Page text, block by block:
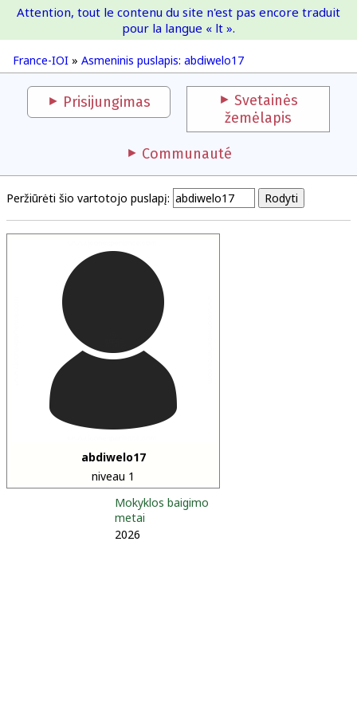
France-IOI
France-IOI » Asmeninis puslapis: abdiwelo17
Attention, tout le contenu du site n'est pas encore traduit
pour la langue « lt ».
Prisijungimas
Svetainės
žemėlapis
Communauté
Peržiūrėti šio vartotojo puslapį:
abdiwelo17
niveau 1
Mokyklos baigimo
metai
2026